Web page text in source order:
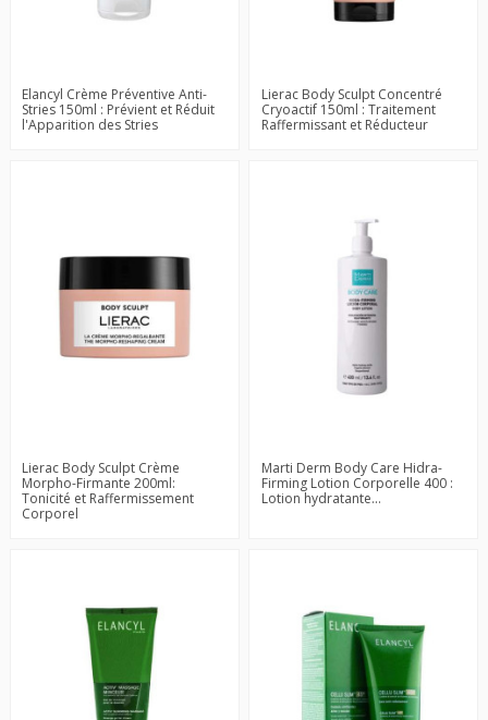
Elancyl Crème Préventive Anti-
Stries 150ml : Prévient et Réduit
l'Apparition des Stries
Lierac Body Sculpt Concentré
Cryoactif 150ml : Traitement
Raffermissant et Réducteur
Lierac Body Sculpt Crème
Morpho-Firmante 200ml:
Tonicité et Raffermissement
Corporel
Marti Derm Body Care Hidra-
Firming Lotion Corporelle 400 :
Lotion hydratante...